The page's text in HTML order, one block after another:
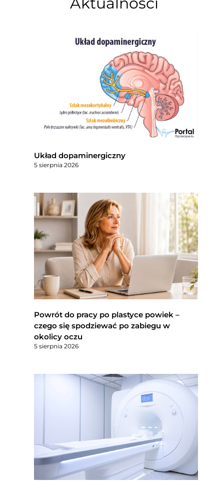
Układ dopaminergiczny
5 sierpnia 2026
Powrót do pracy po plastyce powiek –
czego się spodziewać po zabiegu w
okolicy oczu
5 sierpnia 2026